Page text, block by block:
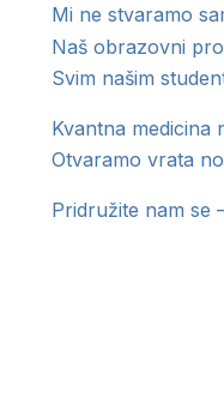
Mi ne stvaramo
Naš obrazovni
Svim našim
Kvantna medicina
Otvaramo vrata
Pridružite nam se